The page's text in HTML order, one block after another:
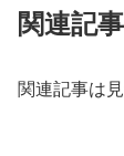
関連記事
関連記事は